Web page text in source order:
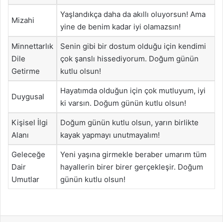
Mizahi
Yaşlandıkça daha da akıllı oluyorsun! Ama
yine de benim kadar iyi olamazsın!
Minnettarlık
Dile
Getirme
Senin gibi bir dostum olduğu için kendimi
çok şanslı hissediyorum. Doğum günün
kutlu olsun!
Duygusal
Hayatımda olduğun için çok mutluyum, iyi
ki varsın. Doğum günün kutlu olsun!
Kişisel İlgi
Alanı
Doğum günün kutlu olsun, yarın birlikte
kayak yapmayı unutmayalım!
Geleceğe
Dair
Umutlar
Yeni yaşına girmekle beraber umarım tüm
hayallerin birer birer gerçekleşir. Doğum
günün kutlu olsun!